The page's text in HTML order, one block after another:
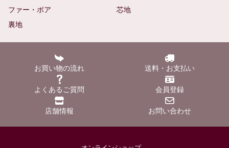
ファー・ボア
芯地
裏地
お買い物の流れ 送料・お支払い
よくあるご質問 会員登録
店舗情報 お問い合わせ